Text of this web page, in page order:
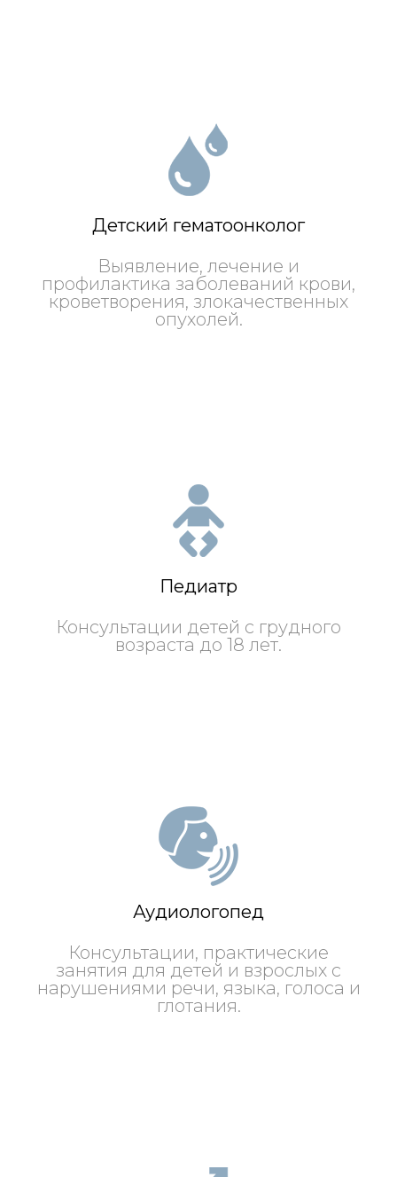
Детский гематоонколог
Выявление, лечение и
профилактика заболеваний крови,
кроветворения, злокачественных
опухолей.
Педиатр
Консультации детей с грудного
возраста до 18 лет.
Аудиологопед
Консультации, практические
занятия для детей и взрослых с
нарушениями речи, языка, голоса и
глотания.